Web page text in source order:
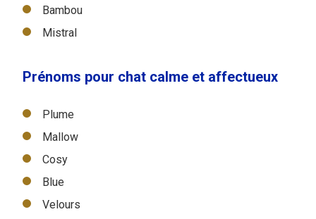
Bambou
Mistral
Prénoms pour chat calme et affectueux
Plume
Mallow
Cosy
Blue
Velours